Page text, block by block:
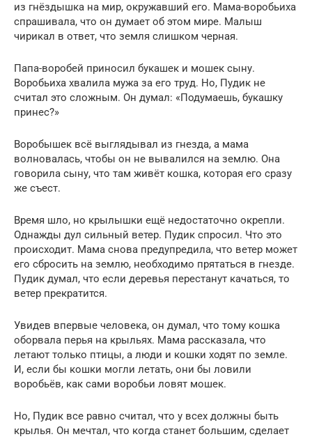
из гнёздышка на мир, окружавший его. Мама-воробьиха
спрашивала, что он думает об этом мире. Малыш
чирикал в ответ, что земля слишком черная.
Папа-воробей приносил букашек и мошек сыну.
Воробьиха хвалила мужа за его труд. Но, Пудик не
считал это сложным. Он думал: «Подумаешь, букашку
принес?»
Воробышек всё выглядывал из гнезда, а мама
волновалась, чтобы он не вывалился на землю. Она
говорила сыну, что там живёт кошка, которая его сразу
же съест.
Время шло, но крылышки ещё недостаточно окрепли.
Однажды дул сильный ветер. Пудик спросил. Что это
происходит. Мама снова предупредила, что ветер может
его сбросить на землю, необходимо прятаться в гнезде.
Пудик думал, что если деревья перестанут качаться, то
ветер прекратится.
Увидев впервые человека, он думал, что тому кошка
оборвала перья на крыльях. Мама рассказала, что
летают только птицы, а люди и кошки ходят по земле.
И, если бы кошки могли летать, они бы ловили
воробьёв, как сами воробьи ловят мошек.
Но, Пудик все равно считал, что у всех должны быть
крылья. Он мечтал, что когда станет большим, сделает